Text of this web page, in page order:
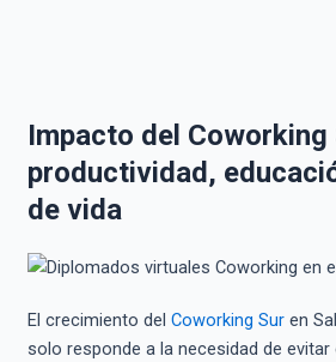
Impacto del Coworking
productividad,
de vida
El crecimiento del Coworking Suren
solo responde a la necesidad de